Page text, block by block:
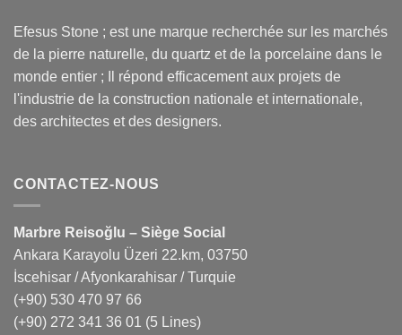
Efesus Stone ; est une marque recherchée sur les marchés
de la pierre naturelle, du quartz et de la porcelaine dans le
monde entier ; Il répond efficacement aux projets de
l'industrie de la construction nationale et internationale,
des architectes et des designers.
CONTACTEZ-NOUS
Marbre Reisoğlu – Siège Social
Ankara Karayolu Üzeri 22.km, 03750
İscehisar / Afyonkarahisar / Turquie
(+90) 530 470 97 66
(+90) 272 341 36 01 (5 Lines)